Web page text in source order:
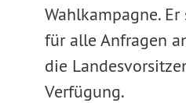
Wahlkampagne.
für alle Anfragen
die
Verfügung.